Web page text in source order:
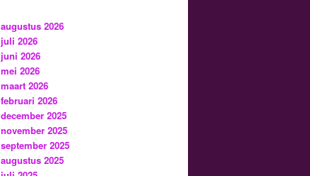
augustus 2026
juli 2026
juni 2026
mei 2026
maart 2026
februari 2026
december 2025
november 2025
september 2025
augustus 2025